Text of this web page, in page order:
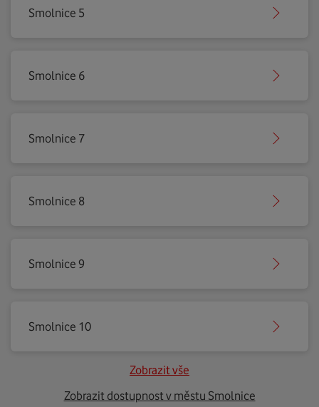
Smolnice 5
Smolnice 6
Smolnice 7
Smolnice 8
Smolnice 9
Smolnice 10
Zobrazit vše
Zobrazit dostupnost v městu Smolnice